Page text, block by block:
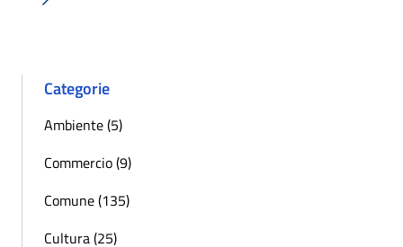
Successiva »
Categorie
Ambiente (5)
Commercio (9)
Comune (135)
Cultura (25)